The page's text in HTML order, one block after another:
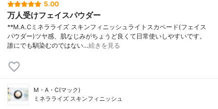
5.00
万人受けフェイスパウダー
**M.A.Cミネラライズ スキンフィニッシュライトスカペード(フェイス
パウダー)ツヤ感、肌なじみがちょうど良くて日常使いしやすいです。
誰にでも馴染むのではない…続きを見る
M・A・C(マック)
ミネラライズ スキンフィニッシュ